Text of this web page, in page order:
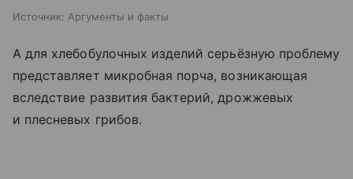
Источник: Аргументы и факты
А для хлебобулочных изделий серьёзную проблему
представляет микробная порча, возникающая
вследствие развития бактерий, дрожжевых
и плесневых грибов.